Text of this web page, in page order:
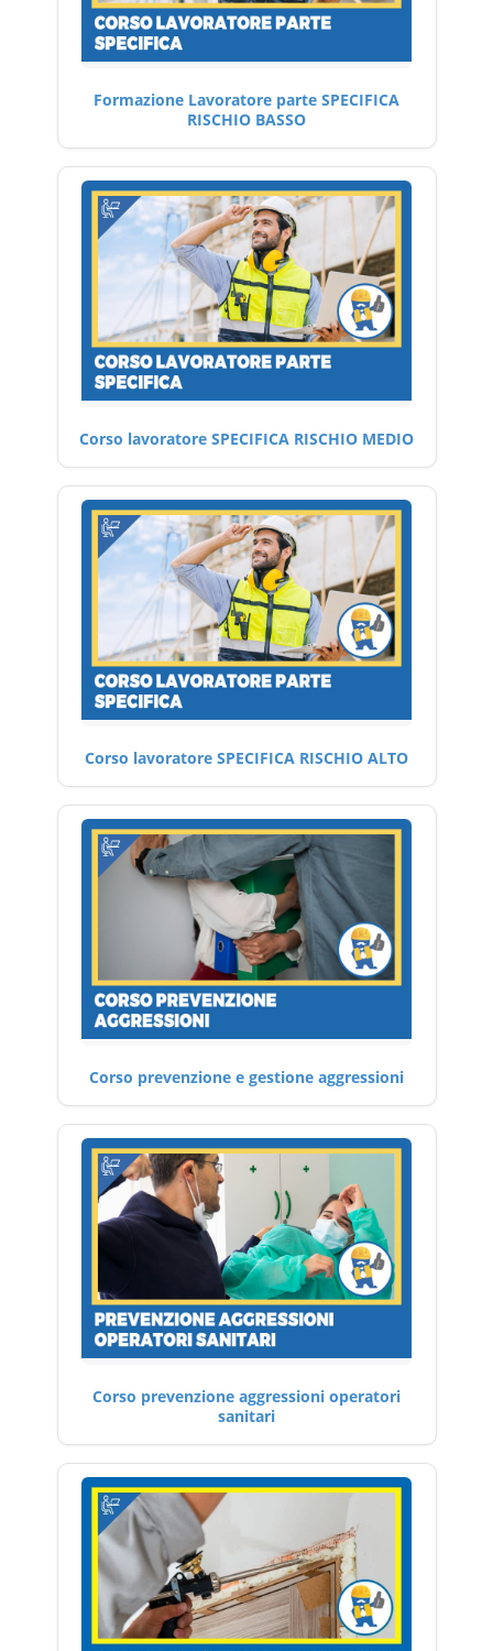
Formazione Lavoratore parte SPECIFICA
RISCHIO BASSO
Corso lavoratore SPECIFICA RISCHIO MEDIO
Corso lavoratore SPECIFICA RISCHIO ALTO
Corso prevenzione e gestione aggressioni
Corso prevenzione aggressioni operatori
sanitari